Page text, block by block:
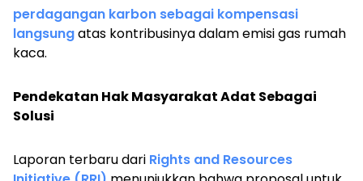
perdagangan karbon sebagai kompensasi
langsungatas kontribusinya dalam emisi gas rumah
kaca.
Pendekatan Hak Masyarakat Adat Sebagai
Solusi
Laporan terbaru dari Rights and Resources